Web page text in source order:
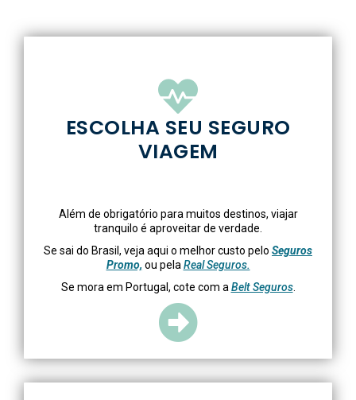
ESCOLHA SEU SEGURO
VIAGEM
Além de obrigatório para muitos destinos, viajar
tranquilo é aproveitar de verdade.
Se sai do Brasil, veja aqui o melhor custo pelo Seguros
Promo, ou pela Real Seguros.
Se mora em Portugal, cote com a Belt Seguros.